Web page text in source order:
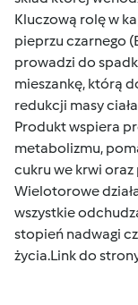
Kluczową rolę w
pieprzu czarnego
prowadzi do
mieszankę, którą
redukcji masy
Produkt wspiera
metabolizmu,
cukru we krwi
Wielotorowe
wszystkie
stopień nadwagi
życia.Link do